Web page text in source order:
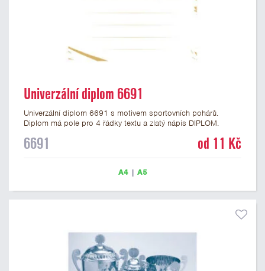
Univerzální diplom 6691
Univerzální diplom 6691 s motivem sportovních pohárů.
Diplom má pole pro 4 řádky textu a zlatý nápis DIPLOM.
univerzální diplom je vhodný pro většinu událostí, ke kterým by
6691 od 11 Kč
A4| A5